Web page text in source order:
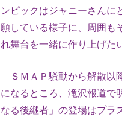
ンピックはジャニーさんに
願している様子に、周囲も
れ舞台を一緒に作り上げた
ＳＭＡＰ騒動から解散以
になるところ、滝沢報道で
なる後継者」の登場はプラ